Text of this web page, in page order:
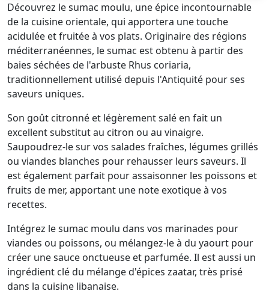
Découvrez le sumac moulu, une épice incontournable
de la cuisine orientale, qui apportera une touche
acidulée et fruitée à vos plats. Originaire des régions
méditerranéennes, le sumac est obtenu à partir des
baies séchées de l'arbuste Rhus coriaria,
traditionnellement utilisé depuis l'Antiquité pour ses
saveurs uniques.
Son goût citronné et légèrement salé en fait un
excellent substitut au citron ou au vinaigre.
Saupoudrez-le sur vos salades fraîches, légumes grillés
ou viandes blanches pour rehausser leurs saveurs. Il
est également parfait pour assaisonner les poissons et
fruits de mer, apportant une note exotique à vos
recettes.
Intégrez le sumac moulu dans vos marinades pour
viandes ou poissons, ou mélangez-le à du yaourt pour
créer une sauce onctueuse et parfumée. Il est aussi un
ingrédient clé du mélange d'épices zaatar, très prisé
dans la cuisine libanaise.